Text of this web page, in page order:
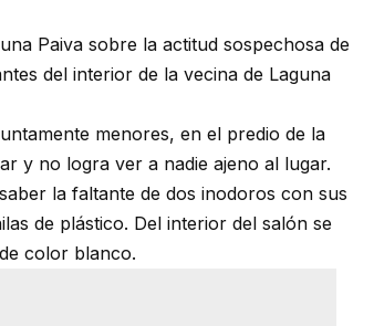
Paiva sobre la actitud sospechosa de
del interior de la vecina de Laguna
menores, en el predio de la
y no logra ver a nadie ajeno al lugar.
la faltante de dos inodoros con sus
de plástico. Del interior del salón se
color blanco.